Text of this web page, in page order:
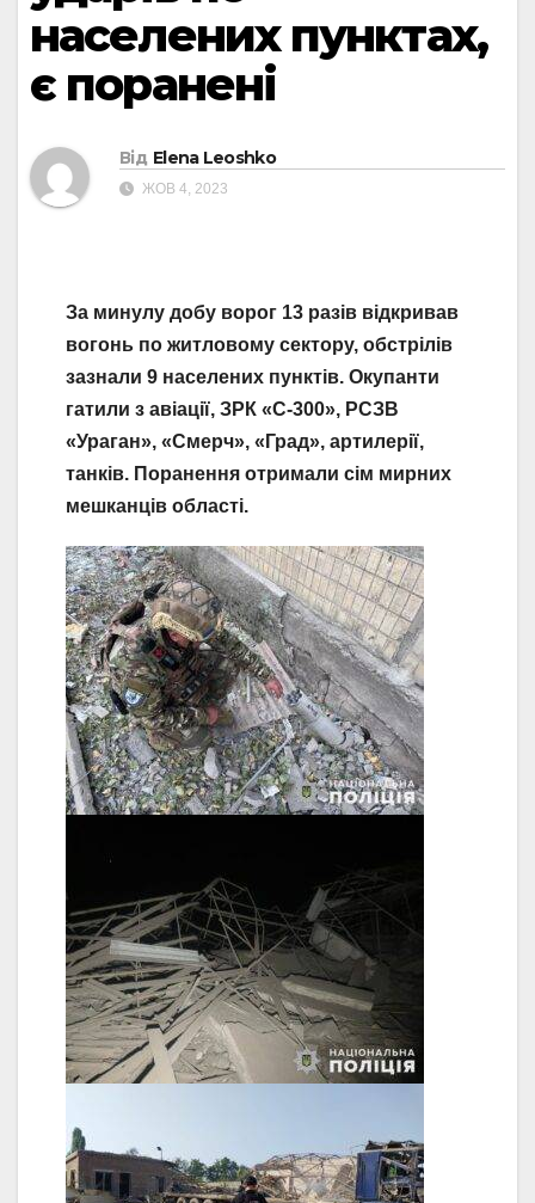
населених пунктах,
є поранені
Від Elena Leoshko
ЖОВ 4, 2023
За минулу добу ворог 13 разів відкривав
вогонь по житловому сектору, обстрілів
зазнали 9 населених пунктів. Окупанти
гатили з авіації, ЗРК «С-300», РСЗВ
«Ураган», «Смерч», «Град», артилерії,
танків. Поранення отримали сім мирних
мешканців області.